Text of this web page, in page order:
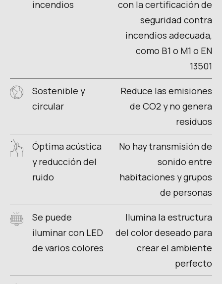
incendios
con la certificación de
seguridad contra
incendios adecuada,
como B1 o M1 o EN
13501
Sostenible y
circular
Reduce las emisiones
de CO2 y no genera
residuos
Óptima acústica
y reducción del
ruido
No hay transmisión de
sonido entre
habitaciones y grupos
de personas
Se puede
iluminar con LED
de varios colores
Ilumina la estructura
del color deseado para
crear el ambiente
perfecto